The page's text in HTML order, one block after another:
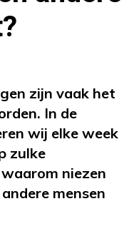
zijn vaak het
In de
wij elke week
zulke
niezen
mensen